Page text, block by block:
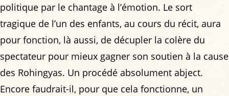
politique par le chantage à l’émotion. Le sort
tragique de l’un des enfants, au cours du récit, aura
pour fonction, là aussi, de décupler la colère du
spectateur pour mieux gagner son soutien à la cause
des Rohingyas. Un procédé absolument abject.
Encore faudrait-il, pour que cela fonctionne, un